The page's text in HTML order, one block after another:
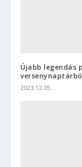
Újabb legendás
2023.12.05.